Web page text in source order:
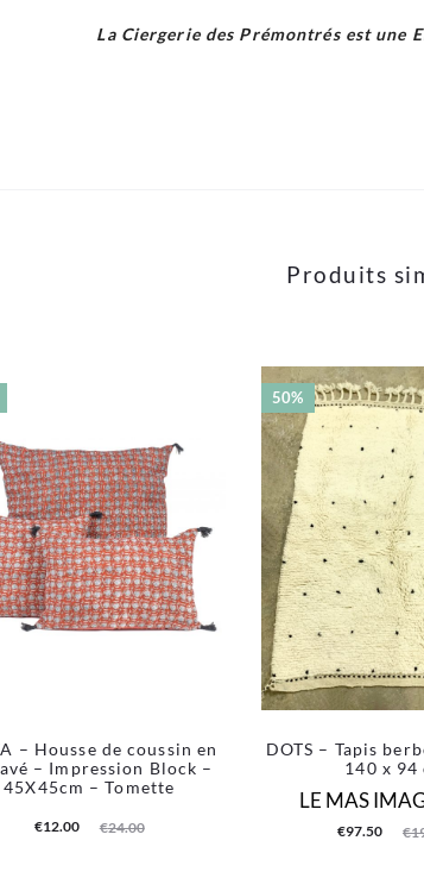
La Ciergerie des Prémontrés est une
Produits
– Housse de coussin en
– Impression Block –
45X45cm – Tomette
€24.00
Le
€12.00
Le
50%
DOTS – Tapis
140 x 94
LE MAS
€
Le
€97.50
Le